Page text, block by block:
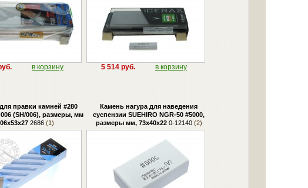
в корзину 5 514 руб. в корзину
правки камней #280
(SH/006), размеры, мм
2686 (1)
Камень нагура для наведения
суспензии SUEHIRO NGR-50 #5000,
размеры мм, 73х40х220-12140(2)